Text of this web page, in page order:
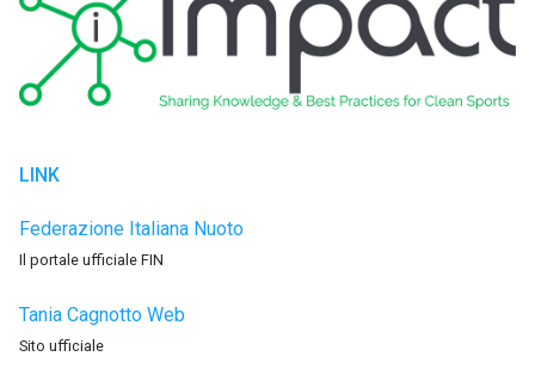
LINK
Federazione Italiana Nuoto
Il portale ufficiale FIN
Tania Cagnotto Web
Sito ufficiale